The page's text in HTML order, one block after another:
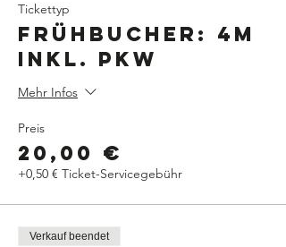
Tickettyp
Frühbucher: 4m
inkl. PKW
Mehr Infos
Preis
20,00 €
+0,50 € Ticket-Servicegebühr
Verkauf beendet